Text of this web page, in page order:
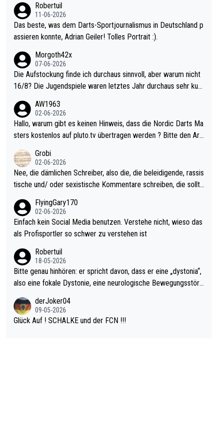
Robertuil
11-06-2026
Das beste, was dem Darts-Sportjournalismus in Deutschland p
assieren konnte, Adrian Geiler! Tolles Portrait :).
Morgoth42x
07-06-2026
Die Aufstockung finde ich durchaus sinnvoll, aber warum nicht
16/8? Die Jugendspiele waren letztes Jahr durchaus sehr kurz
Allerdings ist Mitchell Lawrie als Nummer 1 der Welt eh qualifi
ziert. Somit ändert die automatische Qualifikation des Weltmei
sters erstmal nichts. Ich denke sie wollen damit für nächstes J
ohl wenig WDF Turniere spielen. Dies war bei Archie Self letzt
es Jahr der Fall. Er musste als amtierender Weltmeister durch
den Qualifier und ich glaube kaum, dass Mitchel sich das (in Ve
gas) antun würde, wenn er doch eigentlich die PDC-WM als Zi
el hat.
AW1963
02-06-2026
Hallo, warum gibt es keinen Hinweis, dass die Nordic Darts Ma
sters kostenlos auf pluto.tv übertragen werden ? Bitte den Arti
Grobi
02-06-2026
Nee, die dämlichen Schreiber, also die, die beleidigende, rassis
tische und/ oder sexistische Kommentare schreiben, die sollte
s Leben in den Griff kriegen. Nur eins wundert mich: Luke Little
r war doch neulich erst derjenige, der über Social Media GvV p
rovoziert hat. Und Littlers Mutter schießt öfters mal gegen Ric
FlyingGary170
02-06-2026
Einfach kein Social Media benutzen. Verstehe nicht, wieso das
als Profisportler so schwer zu verstehen ist
Robertuil
18-05-2026
Bitte genau hinhören: er spricht davon, dass er eine „dystonia“,
also eine fokale Dystonie, eine neurologische Bewegungsstöru
erden, im Arm hat. Und, dass Medikamente ihm helfen! Ich glau
be immer noch, dass sehr viele der Dartits-Fälle fälschlich psy
derJoker04
09-05-2026
Glück Auf ! SCHALKE und der FCN !!!